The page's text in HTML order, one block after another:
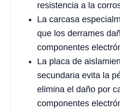
resistencia a la
La carcasa
que los derrames
componentes
La placa de
secundaria evita la
elimina el daño por
componentes